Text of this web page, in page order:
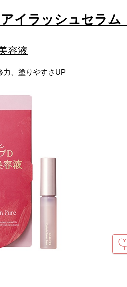
イラッシュセラム
容液
力、塗りやすさUP